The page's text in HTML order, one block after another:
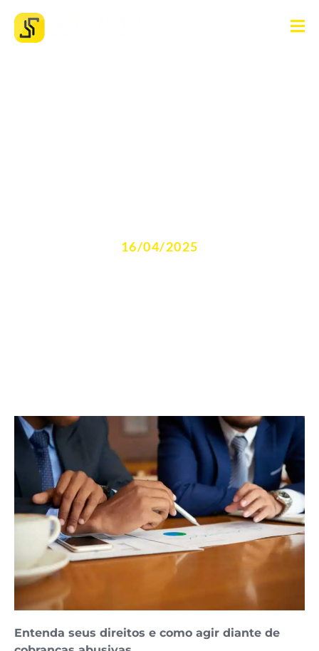
16/04/2025
Entenda seus direitos e como agir diante de